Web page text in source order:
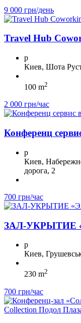
9 000 грн/день
Travel Hub
p
Киев, Шота
100 m2
2 000 грн/час
Конференц
p
Киев,
дорога, 2
700 грн/час
ЗА Л-УКРЫТИЕ
p
Киев,
230 m2
700 грн/час